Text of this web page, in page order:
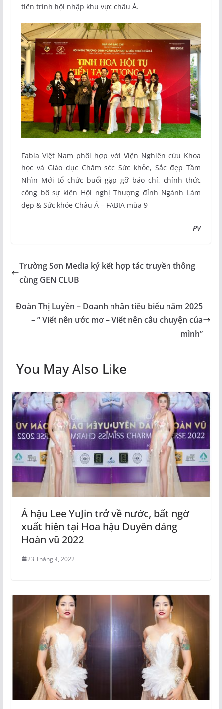
tiến trình hội nhập khu vực châu Á.
Fabia Việt Nam phối hợp với Viện Nghiên cứu Khoa
học và Giáo dục Chăm sóc Sức khỏe, Sắc đẹp Tầm
Nhìn Mới tổ chức buổi gặp gỡ báo chí, chính thức
công bố sự kiện Hội nghị Thượng đỉnh Ngành Làm
đẹp & Sức khỏe Châu Á – FABIA mùa 9
PV
Trường Sơn Media ký kết hợp tác truyền thông
cùng GEN CLUB
Đoàn Thị Luyền – Doanh nhân tiêu biểu năm 2025
– ” Viết nên ước mơ – Viết nên câu chuyện của
mình”
You May Also Like
Á hậu Lee YuJin trở về nước, bất ngờ
xuất hiện tại Hoa hậu Duyên dáng
Hoàn vũ 2022
23 Tháng 4, 2022